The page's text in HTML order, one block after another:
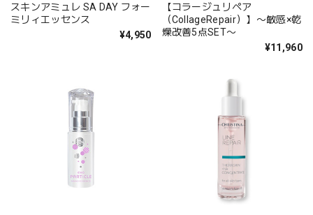
スキンアミュレ SA DAY フォー
ミリィエッセンス
¥4,950
【コラージュリペア
（CollageRepair）】〜敏感×乾
燥改善5点SET〜
¥11,960